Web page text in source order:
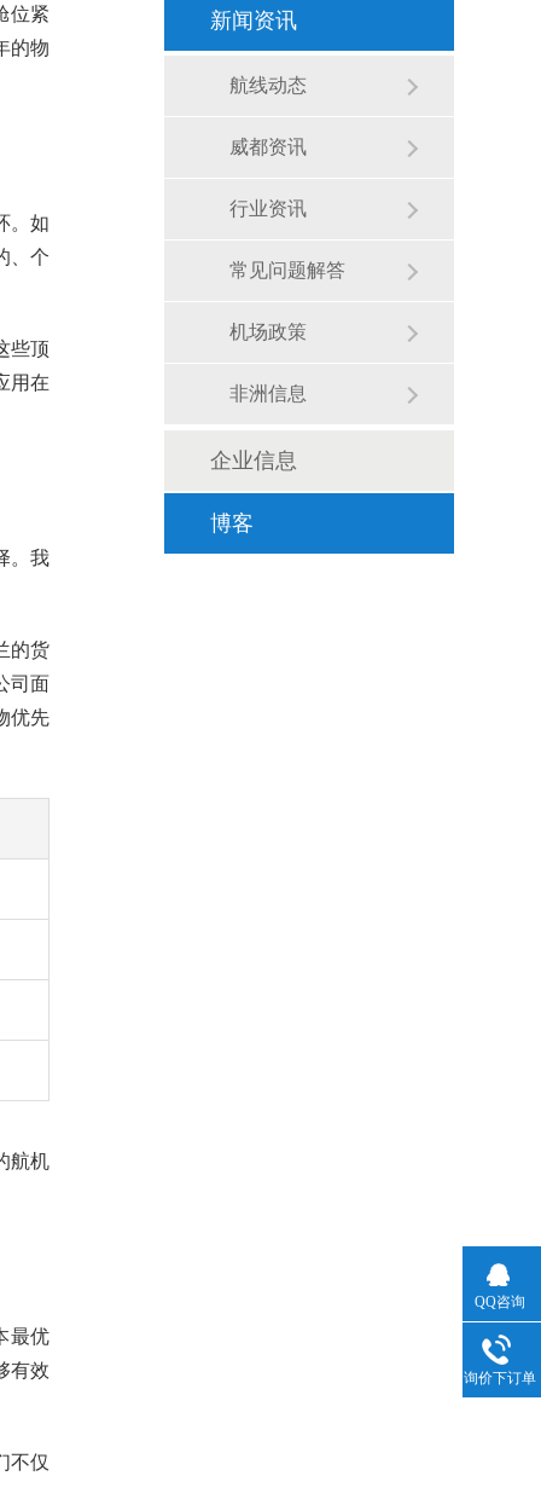
位紧
的物
。如
、个
些顶
用在
。我
的货
司面
优先
航机
最优
有效
不仅
新闻资讯
航线动态
威都资讯
行业资讯
常见问题解答
机场政策
非洲信息
企业信息
博客
QQ咨询
询价下订单